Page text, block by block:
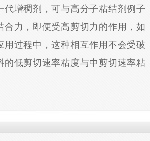
代增稠剂，可与高分子粘结剂例子
合力，即便受高剪切力的作用，如
用过程中，这种相互作用不会受破
的低剪切速率粘度与中剪切速率粘